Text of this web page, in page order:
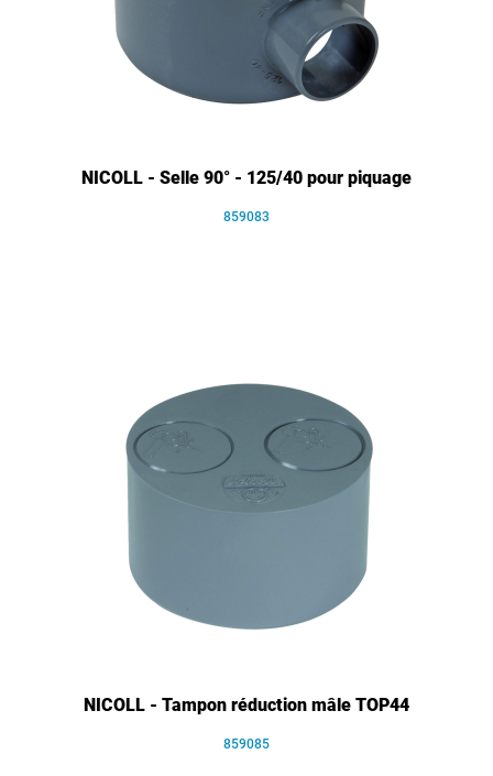
NICOLL - Selle 90° - 125/40 pour piquage
859083
NICOLL - Tampon réduction mâle TOP44
859085